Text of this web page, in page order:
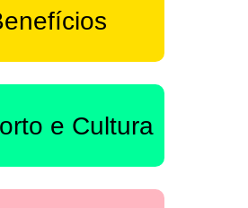
e Cultura